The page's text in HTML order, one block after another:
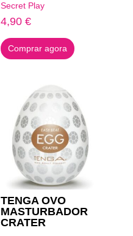
Secret Play
4,90€
Comprar agora
TENGA OVO
MASTURBADOR
CRATER